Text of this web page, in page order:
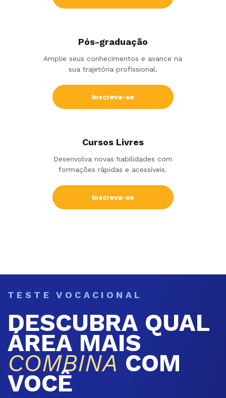
Pós-graduação
Amplie seus conhecimentos e avance na
sua trajetória profissional.
Inscreva-se
Cursos Livres
Desenvolva novas habilidades com
formações rápidas e acessíveis.
Inscreva-se
TESTE VOCACIONAL
DESCUBRA QUAL
ÁREA MAIS
COMBINA COM
VOCÊ